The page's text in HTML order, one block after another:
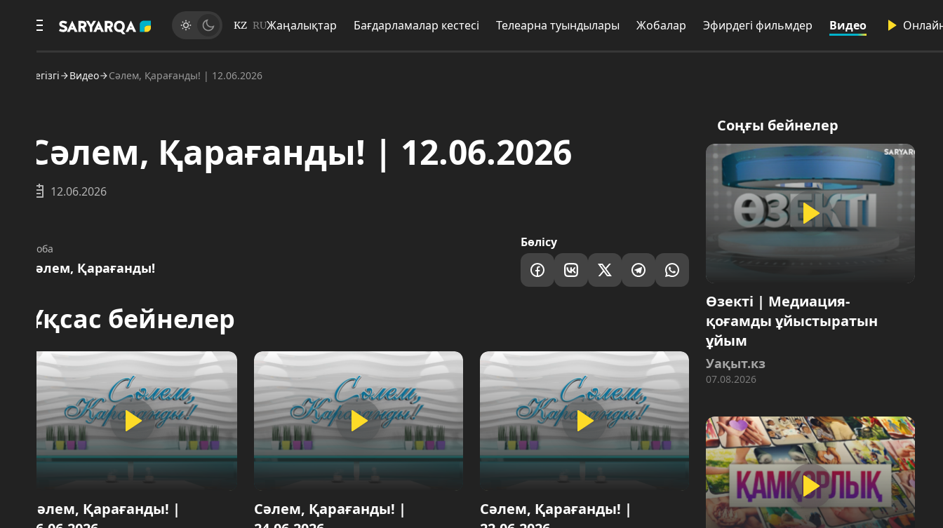
KZ Жаңалықтар Бағдарламалар кестесі Телеарна туындылары Жобалар Эфирдегі фильмдер Видео Онлайн
Видео Сәлем, Қарағанды! | 12.06.2026
Қарағанды! | 12.06.2026
12.06.2026
Қарағанды!
бейнелер
Қарағанды! |
Сәлем, Қарағанды! |
Сәлем, Қарағанды! |
Соңғы бейнелер
Өзекті | Медиация-
қоғамды ұйыстыратын
ұйым
Уақыт.кз
07.08.2026